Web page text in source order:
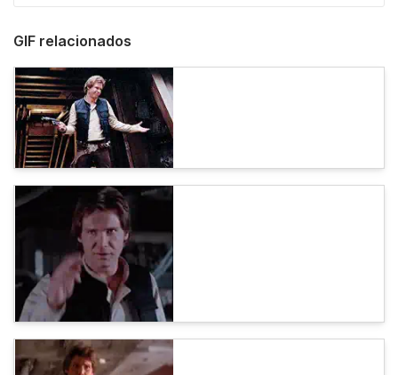
GIF relacionados